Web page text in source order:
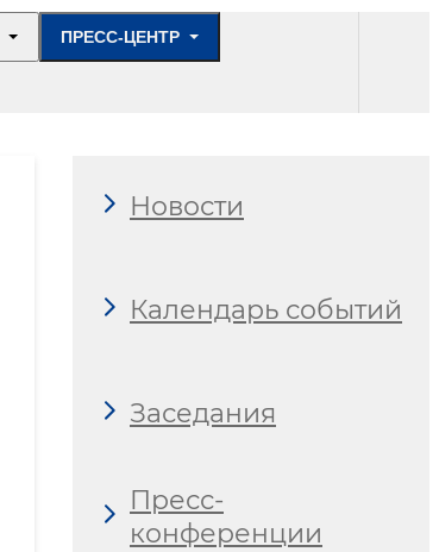
ПРЕСС-ЦЕНТР
Новости
Календарь событий
Заседания
Пресс-
конференции